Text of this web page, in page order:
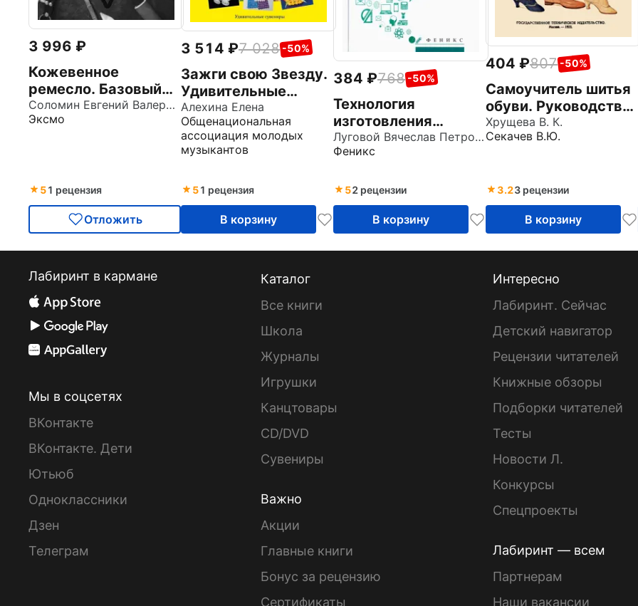
3 996
Кожевенное
ремесло. Базовый
курс для
начинающих
Соломин Евгений Валерьевич
Эксмо
51 рецензия
Отложить
3 514 7 028 -50%
Зажги свою Звезду.
Удивительные
сувениры своими
руками. Плетение из
полипропиленовых
лент
Алехина Елена
Общенациональная
ассоциация молодых
музыкантов
51 рецензия
В корзину
384 768 -50%
Технология
изготовления
ювелирных и
художественных
пособие. ФГОС
Луговой Вячеслав Петрович
Феникс
52 рецензии
В корзину
404 807 -50%
Самоучитель шитья
обуви. Руководство
для
самостоятельного
Хрущева В. К.
Секачев В.Ю.
3.23 рецензии
В корзину
Лабиринт в кармане
Мы в соцсетях
ВКонтакте
ВКонтакте. Дети
Ютьюб
Одноклассники
Дзен
Телеграм
Каталог
Все книги
Школа
Журналы
Игрушки
Канцтовары
CD/DVD
Сувениры
Важно
Акции
Главные книги
Бонус за рецензию
Сертификаты
Интересно
Лабиринт. Сейчас
Детский навигатор
Рецензии читателей
Книжные обзоры
Подборки читателей
Тесты
Новости Л.
Конкурсы
Спецпроекты
Лабиринт — всем
Партнерам
Наши вакансии